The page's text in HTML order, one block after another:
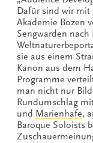
Dafür sind wir mit
Akademie Bozen
Sengwarden
sie aus einem
Kanon aus dem
Programme
man nicht nur
Rundumschlag
und Marienhafe,
Baroque Soloists